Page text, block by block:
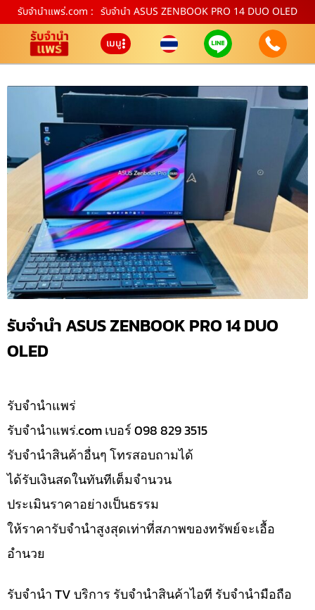
รับจํานําแพร่.com : รับจำนำ ASUS ZENBOOK PRO 14 DUO OLED
เมนู
รับจำนำ ASUS ZENBOOK PRO 14 DUO
OLED
รับจํานำแพร่
รับจํานําแพร่.com เบอร์ 098 829 3515
รับจำนำสินค้าอื่นๆ โทรสอบถามได้
ได้รับเงินสดในทันทีเต็มจำนวน
ประเมินราคาอย่างเป็นธรรม
ให้ราคารับจำนำสูงสุดเท่าที่สภาพของทรัพย์จะเอื้อ
อำนวย
รับจำนำ TV บริการ รับจำนำสินค้าไอที รับจำนำมือถือ